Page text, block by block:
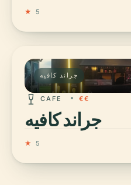
★ 5
جراند كافيه
CAFE €€
جراند كافيه
★ 5